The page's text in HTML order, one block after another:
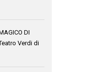
DI
Verdi di